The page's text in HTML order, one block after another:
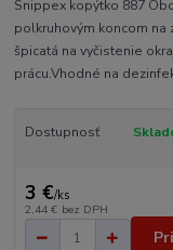
Snippex kopýtko 887
polkruhovým koncom na
špicatá na vyčistenie
prácu.Vhodné na
Dostupnosť
3 €/ks
2,44 € bez DPH